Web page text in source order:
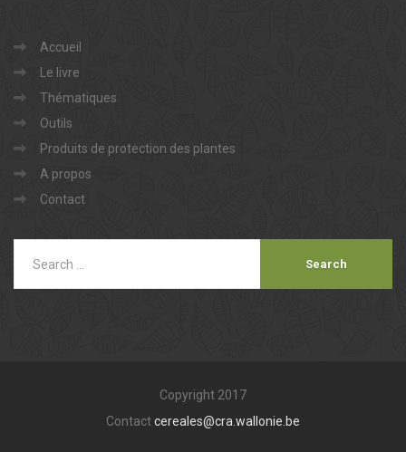
Accueil
Le livre
Thématiques
Outils
Produits de protection des plantes
A propos
Contact
Copyright 2017
Contactcereales@cra.wallonie.be